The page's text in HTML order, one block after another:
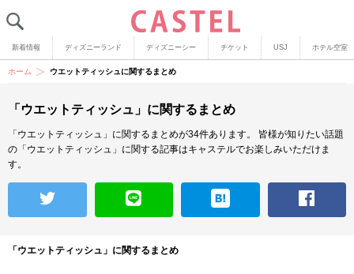
新着情報 ディズニーランド ディズニーシー チケット USJ ホテル空室
ホーム ウエットティッシュに関するまとめ
「ウエットティッシュ」に関するまとめ
「ウエットティッシュ」に関するまとめが34件あります。
皆様が知りたい話題
の「ウエットティッシュ」に関する記事はキャステルでお楽しみいただけま
す。
「ウエットティッシュ」に関するまとめ